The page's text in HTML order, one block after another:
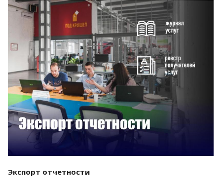
Смотреть проект
Экспорт отчетности